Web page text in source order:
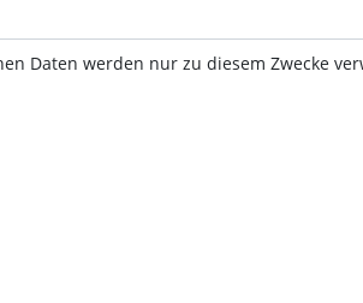
Daten werden nur zu diesem Zwecke